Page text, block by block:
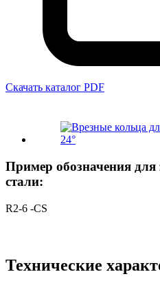
Скачать каталог PDF
Пример обозначения для
стали:
R2-6 -CS
Технические